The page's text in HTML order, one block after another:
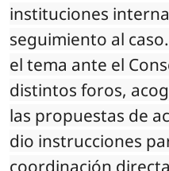
instituciones
seguimiento al
el tema ante el
distintos foros,
las propuestas de
dio instrucciones
coordinación